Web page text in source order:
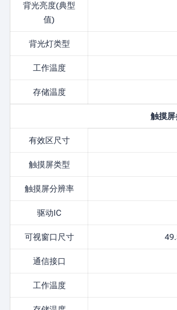
背光亮度(典型
值)
背光灯类型
工作温度
存储温度
触摸屏
有效区尺寸
触摸屏类型
触摸屏分辨率
驱动IC
可视窗口尺寸
通信接口
工作温度